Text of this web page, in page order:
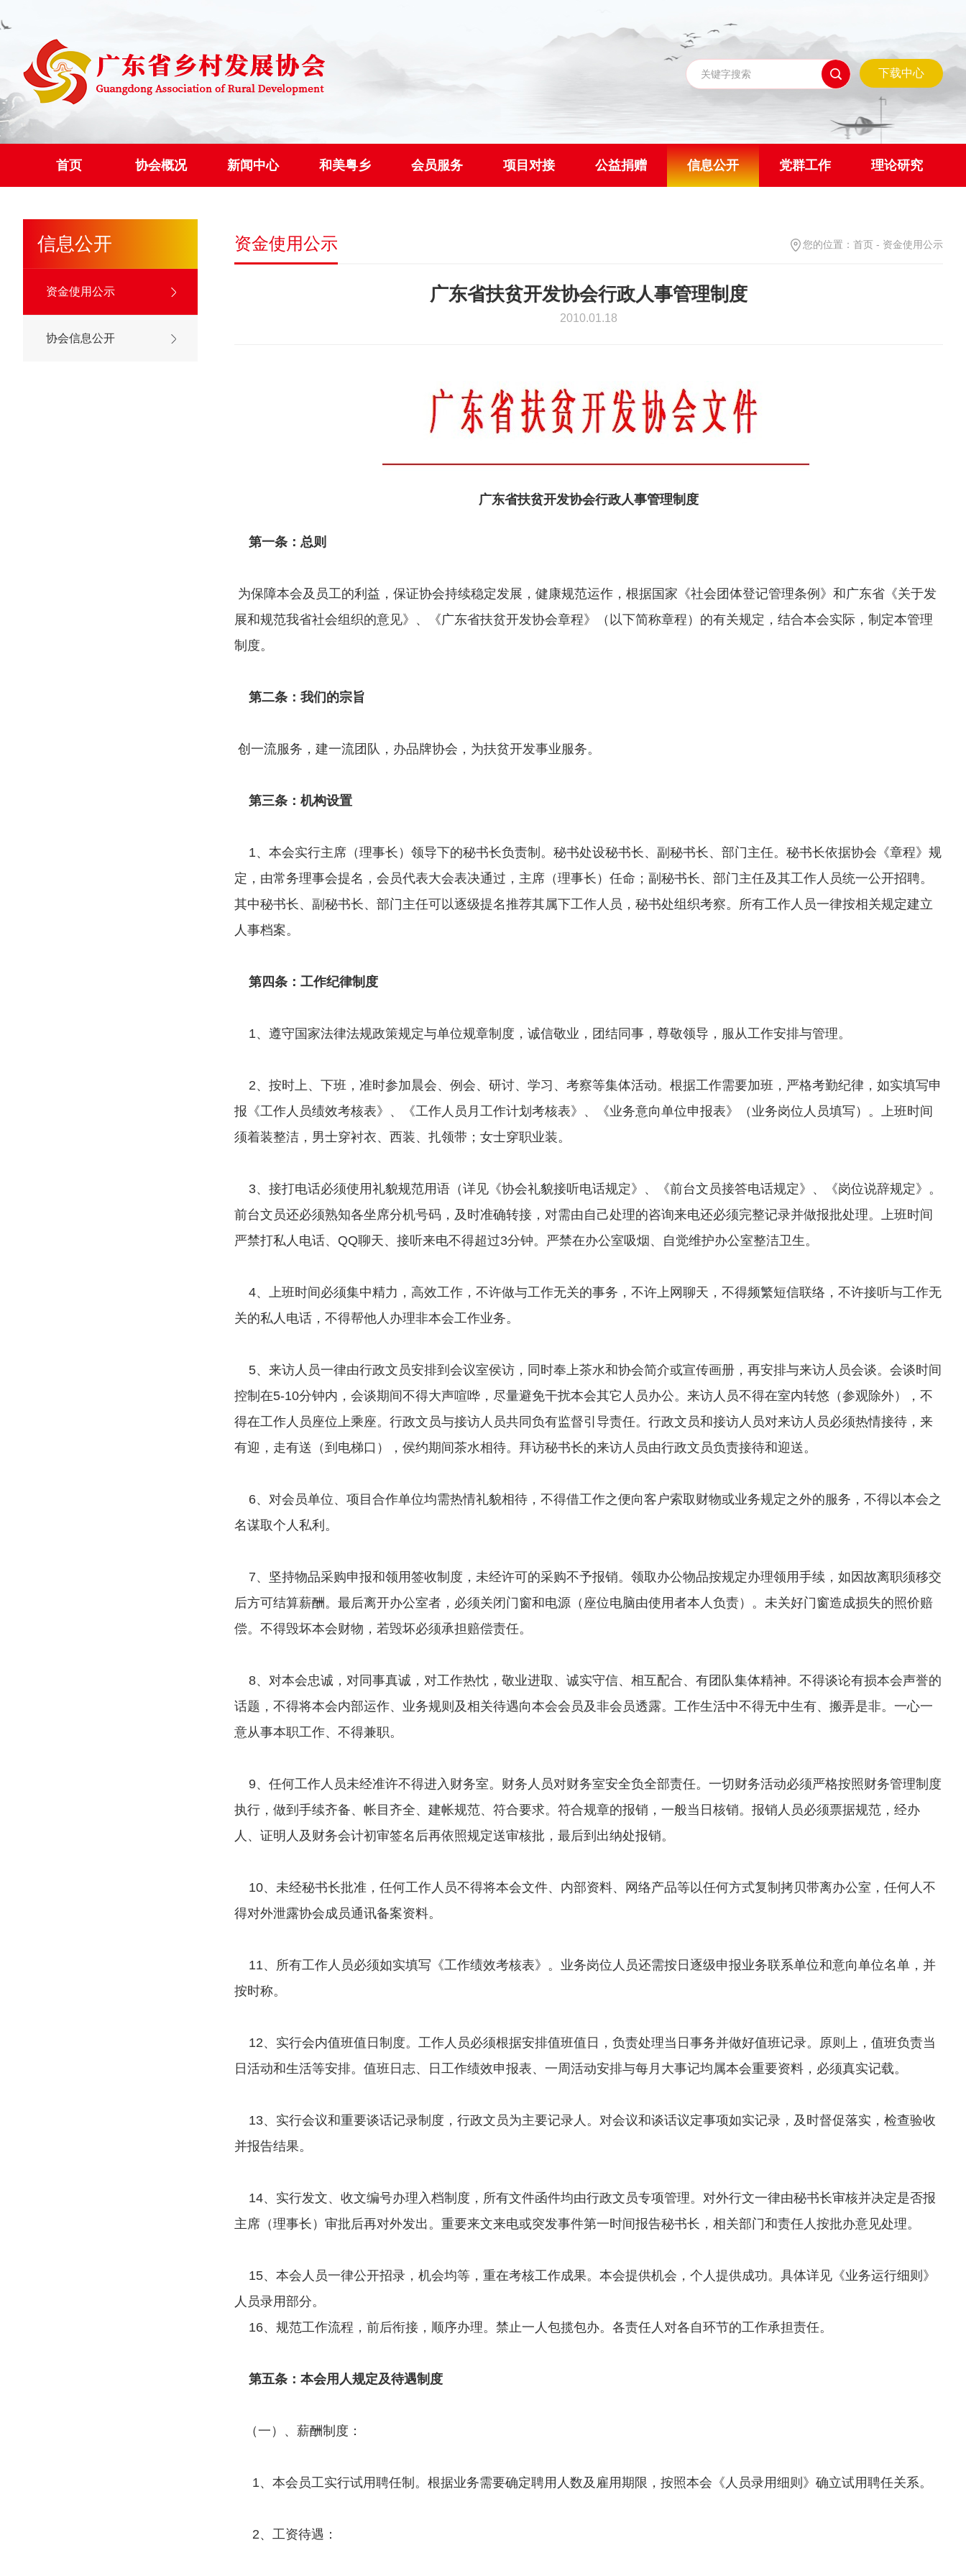
下载中心
首页 协会概况 新闻中心 和美粤乡 会员服务 项目对接 公益捐赠 信息公开 党群工作 理论研究
信息公开
资金使用公示
协会信息公开
资金使用公示 您的位置： 首页 - 资金使用公示
广东省扶贫开发协会行政人事管理制度
2010.01.18
广东省扶贫开发协会行政人事管理制度
第一条：总则
为保障本会及员工的利益，保证协会持续稳定发展，健康规范运作，根据国家《社会团体登记管理条例》和广东省《关于发
展和规范我省社会组织的意见》、《广东省扶贫开发协会章程》（以下简称章程）的有关规定，结合本会实际，制定本管理
制度。
第二条：我们的宗旨
创一流服务，建一流团队，办品牌协会，为扶贫开发事业服务。
第三条：机构设置
1、本会实行主席（理事长）领导下的秘书长负责制。秘书处设秘书长、副秘书长、部门主任。秘书长依据协会《章程》规
定，由常务理事会提名，会员代表大会表决通过，主席（理事长）任命；副秘书长、部门主任及其工作人员统一公开招聘。
其中秘书长、副秘书长、部门主任可以逐级提名推荐其属下工作人员，秘书处组织考察。所有工作人员一律按相关规定建立
人事档案。
第四条：工作纪律制度
1、遵守国家法律法规政策规定与单位规章制度，诚信敬业，团结同事，尊敬领导，服从工作安排与管理。
2、按时上、下班，准时参加晨会、例会、研讨、学习、考察等集体活动。根据工作需要加班，严格考勤纪律，如实填写申
报《工作人员绩效考核表》、《工作人员月工作计划考核表》、《业务意向单位申报表》（业务岗位人员填写）。上班时间
须着装整洁，男士穿衬衣、西装、扎领带；女士穿职业装。
3、接打电话必须使用礼貌规范用语（详见《协会礼貌接听电话规定》、《前台文员接答电话规定》、《岗位说辞规定》。
前台文员还必须熟知各坐席分机号码，及时准确转接，对需由自己处理的咨询来电还必须完整记录并做报批处理。上班时间
严禁打私人电话、QQ聊天、接听来电不得超过3分钟。严禁在办公室吸烟、自觉维护办公室整洁卫生。
4、上班时间必须集中精力，高效工作，不许做与工作无关的事务，不许上网聊天，不得频繁短信联络，不许接听与工作无
关的私人电话，不得帮他人办理非本会工作业务。
5、来访人员一律由行政文员安排到会议室侯访，同时奉上茶水和协会简介或宣传画册，再安排与来访人员会谈。会谈时间
控制在5-10分钟内，会谈期间不得大声喧哗，尽量避免干扰本会其它人员办公。来访人员不得在室内转悠（参观除外），不
得在工作人员座位上乘座。行政文员与接访人员共同负有监督引导责任。行政文员和接访人员对来访人员必须热情接待，来
有迎，走有送（到电梯口），侯约期间茶水相待。拜访秘书长的来访人员由行政文员负责接待和迎送。
6、对会员单位、项目合作单位均需热情礼貌相待，不得借工作之便向客户索取财物或业务规定之外的服务，不得以本会之
名谋取个人私利。
7、坚持物品采购申报和领用签收制度，未经许可的采购不予报销。领取办公物品按规定办理领用手续，如因故离职须移交
后方可结算薪酬。最后离开办公室者，必须关闭门窗和电源（座位电脑由使用者本人负责）。未关好门窗造成损失的照价赔
偿。不得毁坏本会财物，若毁坏必须承担赔偿责任。
8、对本会忠诚，对同事真诚，对工作热忱，敬业进取、诚实守信、相互配合、有团队集体精神。不得谈论有损本会声誉的
话题，不得将本会内部运作、业务规则及相关待遇向本会会员及非会员透露。工作生活中不得无中生有、搬弄是非。一心一
意从事本职工作、不得兼职。
9、任何工作人员未经准许不得进入财务室。财务人员对财务室安全负全部责任。一切财务活动必须严格按照财务管理制度
执行，做到手续齐备、帐目齐全、建帐规范、符合要求。符合规章的报销，一般当日核销。报销人员必须票据规范，经办
人、证明人及财务会计初审签名后再依照规定送审核批，最后到出纳处报销。
10、未经秘书长批准，任何工作人员不得将本会文件、内部资料、网络产品等以任何方式复制拷贝带离办公室，任何人不
得对外泄露协会成员通讯备案资料。
11、所有工作人员必须如实填写《工作绩效考核表》。业务岗位人员还需按日逐级申报业务联系单位和意向单位名单，并
按时称。
12、实行会内值班值日制度。工作人员必须根据安排值班值日，负责处理当日事务并做好值班记录。原则上，值班负责当
日活动和生活等安排。值班日志、日工作绩效申报表、一周活动安排与每月大事记均属本会重要资料，必须真实记载。
13、实行会议和重要谈话记录制度，行政文员为主要记录人。对会议和谈话议定事项如实记录，及时督促落实，检查验收
并报告结果。
14、实行发文、收文编号办理入档制度，所有文件函件均由行政文员专项管理。对外行文一律由秘书长审核并决定是否报
主席（理事长）审批后再对外发出。重要来文来电或突发事件第一时间报告秘书长，相关部门和责任人按批办意见处理。
15、本会人员一律公开招录，机会均等，重在考核工作成果。本会提供机会，个人提供成功。具体详见《业务运行细则》
人员录用部分。
16、规范工作流程，前后衔接，顺序办理。禁止一人包揽包办。各责任人对各自环节的工作承担责任。
第五条：本会用人规定及待遇制度
（一）、薪酬制度：
1、本会员工实行试用聘任制。根据业务需要确定聘用人数及雇用期限，按照本会《人员录用细则》确立试用聘任关系。
2、工资待遇：